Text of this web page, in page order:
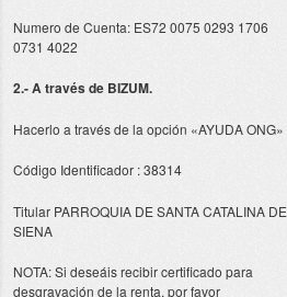
Numero de Cuenta: ES72 0075 0293 1706
0731 4022
2.- A través de BIZUM.
Hacerlo a través de la opción «AYUDA ONG»
Código Identificador : 38314
Titular PARROQUIA DE SANTA CATALINA DE
SIENA
NOTA: Si deseáis recibir certificado para
desgravación de la renta, por favor